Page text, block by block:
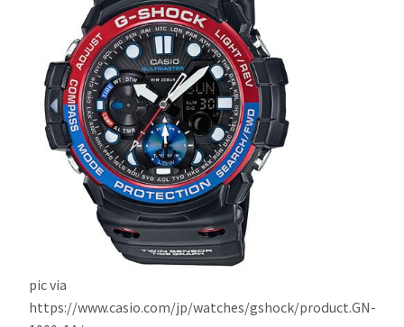
pic via
https://www.casio.com/jp/watches/gshock/product.GN-